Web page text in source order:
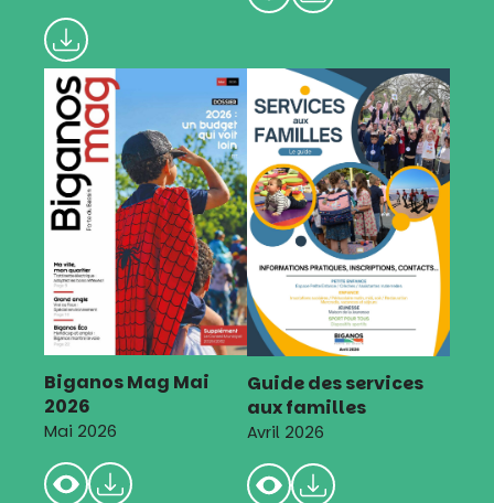
Biganos Mag Mai
2026
Mai 2026
Guide des services
aux familles
Avril 2026